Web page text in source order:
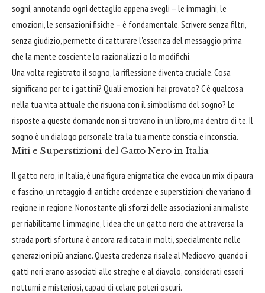
sogni, annotando ogni dettaglio appena svegli – le immagini, le
emozioni, le sensazioni fisiche – è fondamentale. Scrivere senza filtri,
senza giudizio, permette di catturare l'essenza del messaggio prima
che la mente cosciente lo razionalizzi o lo modifichi.
Una volta registrato il sogno, la riflessione diventa cruciale. Cosa
significano per te i gattini? Quali emozioni hai provato? C'è qualcosa
nella tua vita attuale che risuona con il simbolismo del sogno? Le
risposte a queste domande non si trovano in un libro, ma dentro di te. Il
sogno è un dialogo personale tra la tua mente conscia e inconscia.
Miti e Superstizioni del Gatto Nero in Italia
Il gatto nero, in Italia, è una figura enigmatica che evoca un mix di paura
e fascino, un retaggio di antiche credenze e superstizioni che variano di
regione in regione. Nonostante gli sforzi delle associazioni animaliste
per riabilitarne l'immagine, l'idea che un gatto nero che attraversa la
strada porti sfortuna è ancora radicata in molti, specialmente nelle
generazioni più anziane. Questa credenza risale al Medioevo, quando i
gatti neri erano associati alle streghe e al diavolo, considerati esseri
notturni e misteriosi, capaci di celare poteri oscuri.